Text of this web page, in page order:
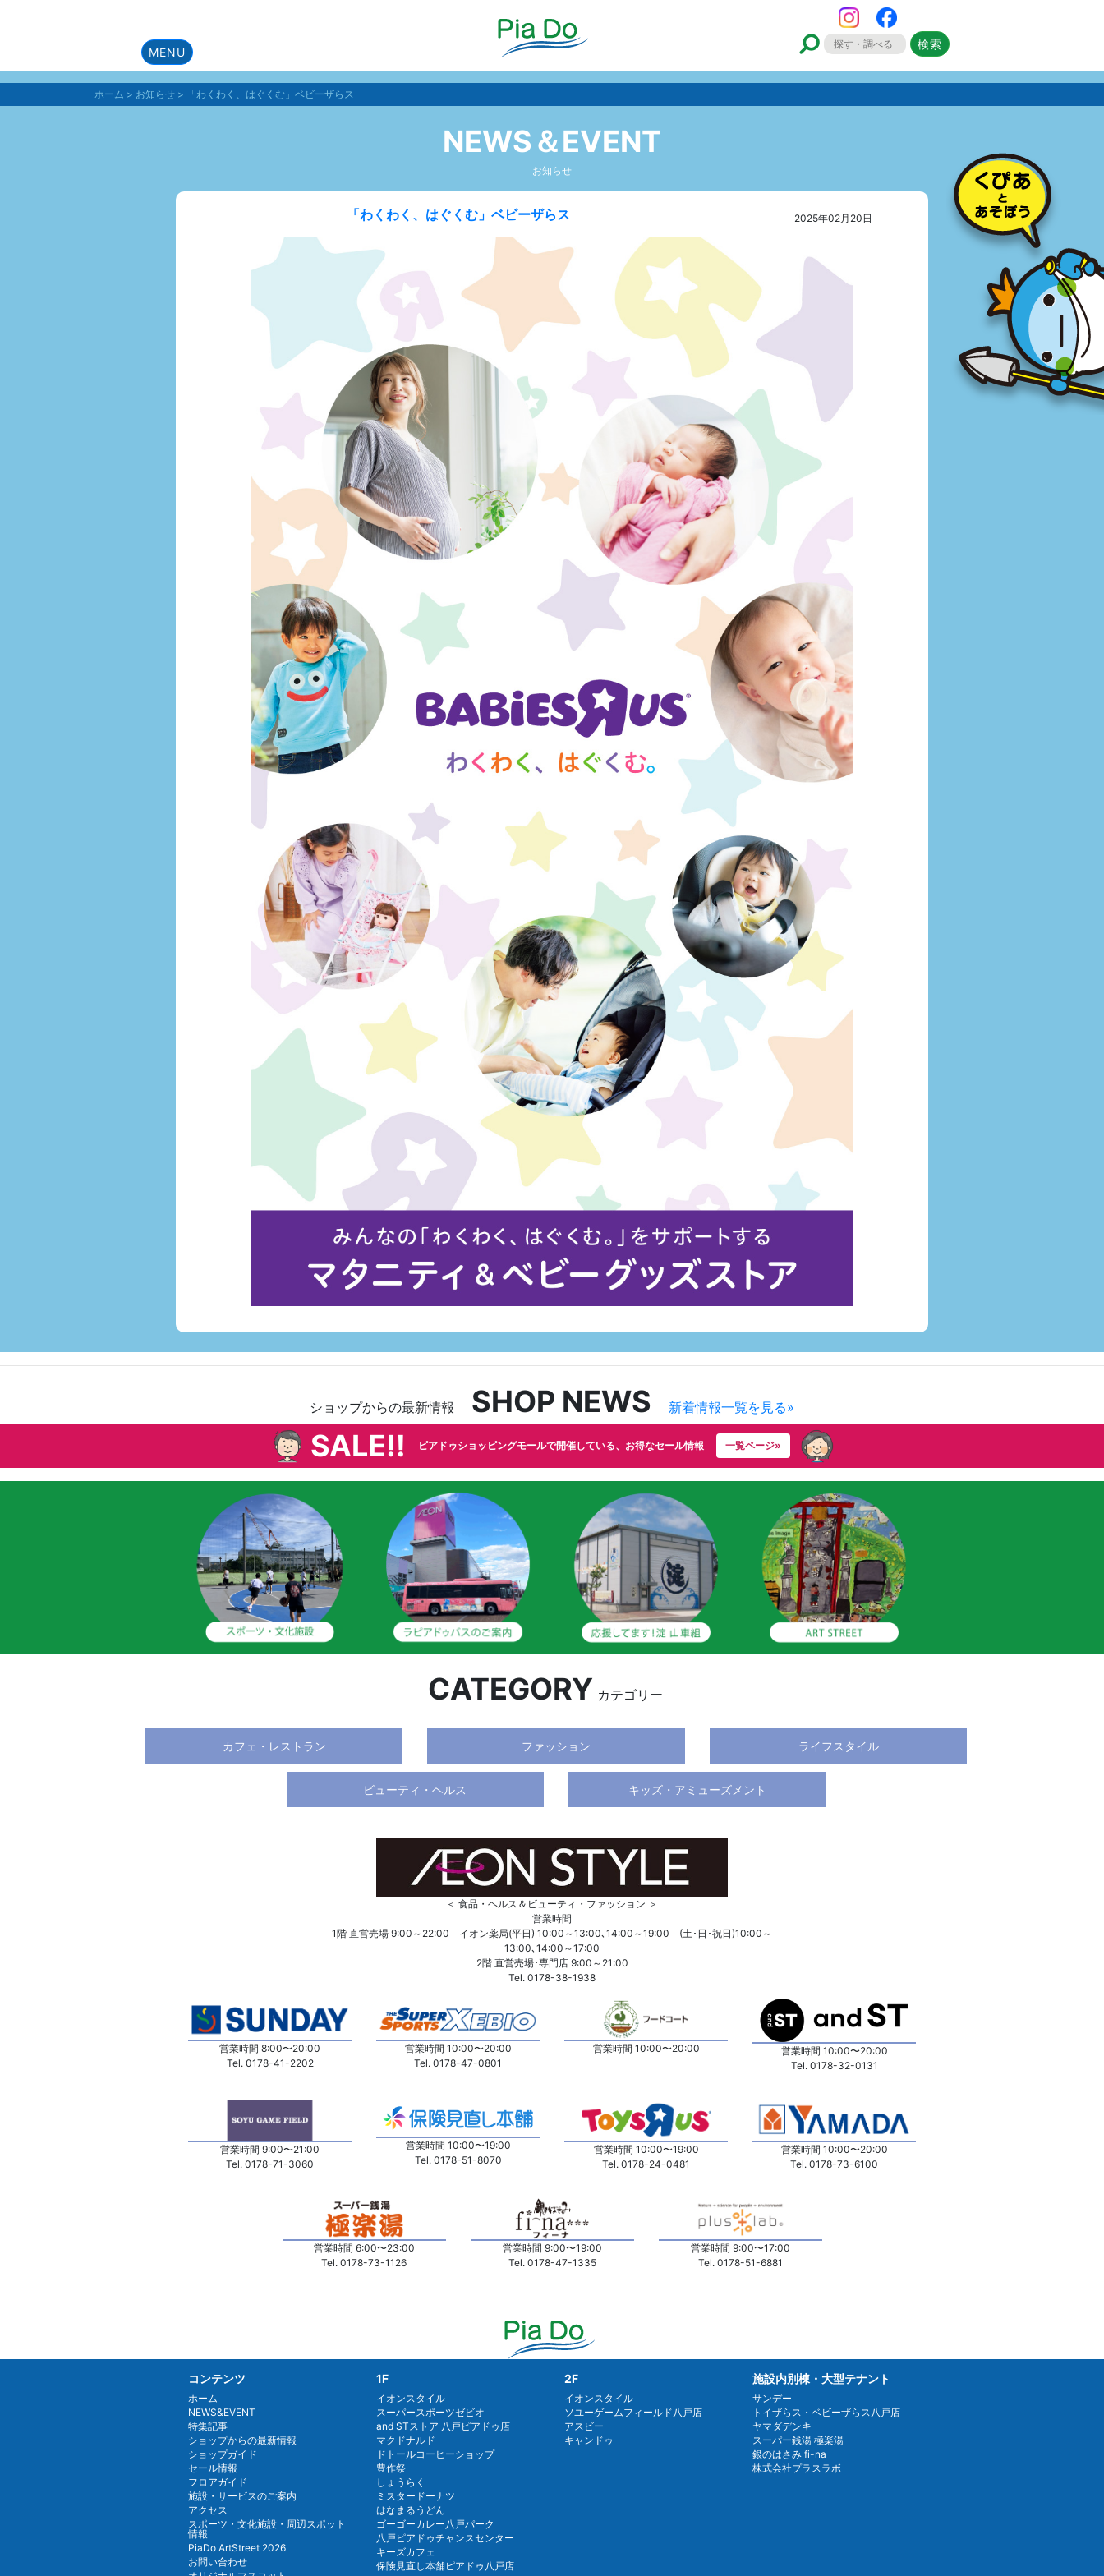
MENU
ホーム > お知らせ> 「わくわく、はぐくむ」ベビーザらス
NEWS＆EVENT
お知らせ
「わくわく、はぐくむ」ベビーザらス 2025年02月20日
ショップからの最新情報 SHOP NEWS 新着情報一覧を見る»
SALE!! ピアドゥショッピングモールで開催している、お得なセール情報 一覧ページ»
CATEGORY カテゴリー
カフェ・レストラン ファッション ライフスタイル
ビューティ・ヘルス キッズ・アミューズメント
＜ 食品・ヘルス＆ビューティ・ファッション ＞
営業時間
1階 直営売場 9:00～22:00 イオン薬局(平日) 10:00～13:00､14:00～19:00 (土･日･祝日)10:00～
13:00､14:00～17:00
2階 直営売場･専門店 9:00～21:00
Tel. 0178-38-1938
営業時間 8:00〜20:00
Tel. 0178-41-2202
営業時間 10:00〜20:00
Tel. 0178-47-0801
営業時間 10:00〜20:00
営業時間 10:00〜20:00
Tel. 0178-32-0131
営業時間 9:00〜21:00
Tel. 0178-71-3060
営業時間 10:00〜19:00
Tel. 0178-51-8070
営業時間 10:00〜19:00
Tel. 0178-24-0481
営業時間 10:00〜20:00
Tel. 0178-73-6100
営業時間 6:00〜23:00
Tel. 0178-73-1126
営業時間 9:00〜19:00
Tel. 0178-47-1335
営業時間 9:00〜17:00
Tel. 0178-51-6881
コンテンツ
ホーム
NEWS&EVENT
特集記事
ショップからの最新情報
ショップガイド
セール情報
フロアガイド
施設・サービスのご案内
アクセス
スポーツ・文化施設・周辺スポット
情報
PiaDo ArtStreet 2026
お問い合わせ
1F
イオンスタイル
スーパースポーツゼビオ
and STストア 八戸ピアドゥ店
マクドナルド
ドトールコーヒーショップ
豊作祭
しょうらく
ミスタードーナツ
はなまるうどん
ゴーゴーカレー八戸パーク
八戸ピアドゥチャンスセンター
キーズカフェ
保険見直し本舗ピアドゥ八戸店
2F
イオンスタイル
ソユーゲームフィールド八戸店
アスビー
キャンドゥ
施設内別棟・大型テナント
サンデー
トイザらス・ベビーザらス八戸店
ヤマダデンキ
スーパー銭湯 極楽湯
銀のはさみ fi-na
株式会社プラスラボ